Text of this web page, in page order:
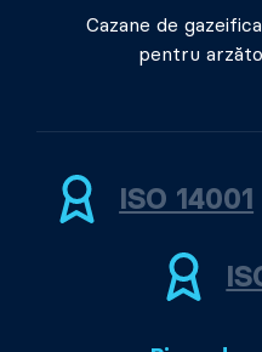
Cazane de
pentru
ISO 14001